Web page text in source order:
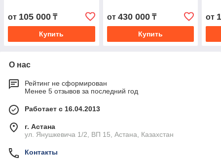
от 105 000 ₸
Купить
от 430 000₸
Купить
от
О нас
Рейтинг не сформирован
Менее 5 отзывов за последний год
Работает с 16.04.2013
г. Астана
ул. Янушкевича 1/2, ВП 15, Астана, Казахстан
Контакты